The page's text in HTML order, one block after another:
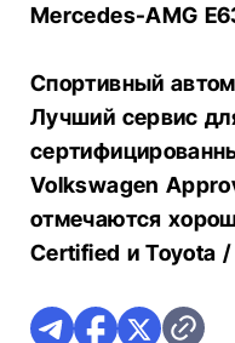
Mercedes-AMG
Спортивный
Лучший сервис
Volkswagen
отмечаются
Certified и Toyota